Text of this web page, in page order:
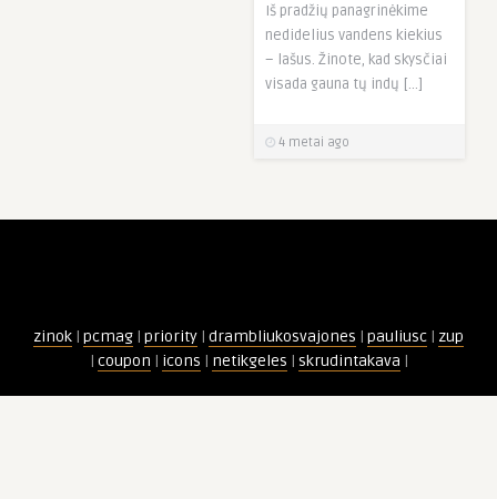
Iš pradžių panagrinėkime
nedidelius vandens kiekius
– lašus. Žinote, kad skysčiai
visada gauna tų indų […]
4 metai ago
zinok | pcmag | priority | drambliukosvajones | pauliusc | zup
| coupon | icons | netikgeles | skrudintakava |